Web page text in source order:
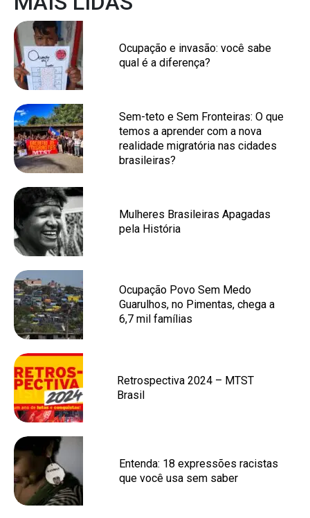
Ocupação e invasão: você sabe
qual é a diferença?
Sem-teto e Sem Fronteiras: O que
temos a aprender com a nova
realidade migratória nas cidades
brasileiras?
Mulheres Brasileiras Apagadas
pela História
Ocupação Povo Sem Medo
Guarulhos, no Pimentas, chega a
6,7 mil famílias
Retrospectiva 2024 – MTST
Brasil
Entenda: 18 expressões racistas
que você usa sem saber